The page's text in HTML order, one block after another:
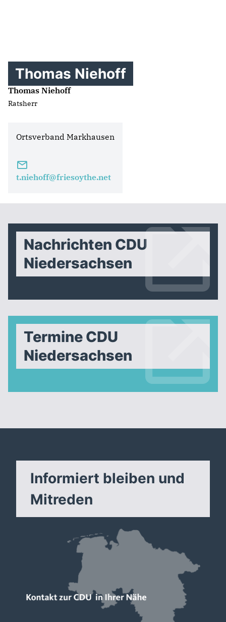
Thomas Niehoff
Thomas Niehoff
Ratsherr
Ortsverband Markhausen
t.niehoff@friesoythe.net
Nachrichten CDU
Niedersachsen
Termine CDU
Niedersachsen
Informiert bleiben und
Mitreden